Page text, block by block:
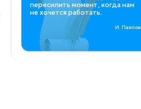
пересилить момент, когда нам
не хочется работать.
И. Павлов